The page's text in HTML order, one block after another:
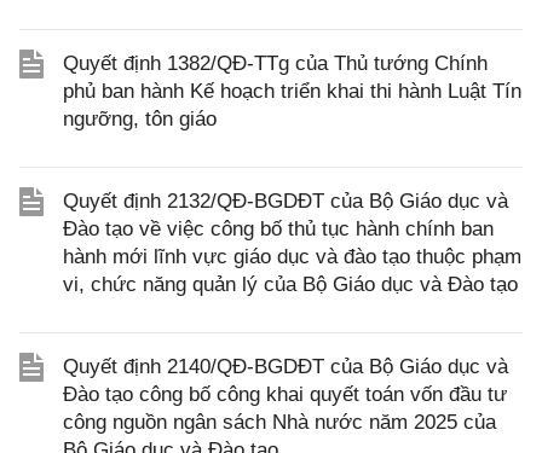
Quyết định 1382/QĐ-TTg của Thủ tướng Chính
phủ ban hành Kế hoạch triển khai thi hành Luật Tín
ngưỡng, tôn giáo
Quyết định 2132/QĐ-BGDĐT của Bộ Giáo dục và
Đào tạo về việc công bố thủ tục hành chính ban
hành mới lĩnh vực giáo dục và đào tạo thuộc phạm
vi, chức năng quản lý của Bộ Giáo dục và Đào tạo
Quyết định 2140/QĐ-BGDĐT của Bộ Giáo dục và
Đào tạo công bố công khai quyết toán vốn đầu tư
công nguồn ngân sách Nhà nước năm 2025 của